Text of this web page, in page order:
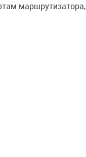
маршрутизатора,